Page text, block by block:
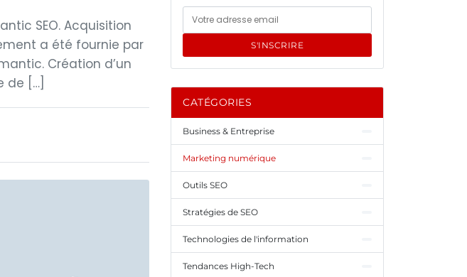
SEO. Acquisition
a été fournie par
Création d’un
de […]
S'INSCRIRE
CATÉGORIES
Business & Entreprise
Marketing numérique
Outils SEO
Stratégies de SEO
Technologies de l'information
Tendances High-Tech